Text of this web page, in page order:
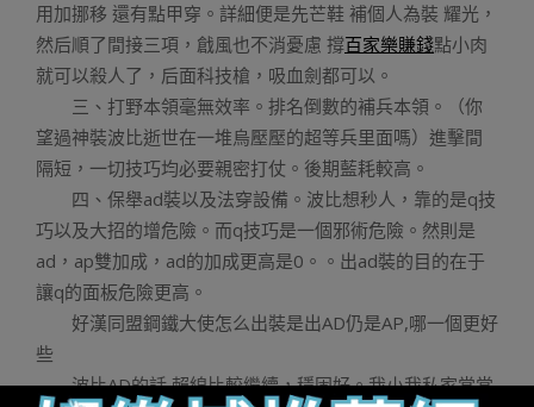
用加挪移 還有點甲穿。詳細便是先芒鞋 補個人為裝 耀光，
然后順了間接三項，戧風也不消憂慮 撐百家樂賺錢點小肉
就可以殺人了，后面科技槍，吸血劍都可以。
三、打野本領毫無效率。排名倒數的補兵本領。（你
望過神裝波比逝世在一堆烏壓壓的超等兵里面嗎）進擊間
隔短，一切技巧均必要親密打仗。後期藍耗較高。
四、保舉ad裝以及法穿設備。波比想秒人，靠的是q技
巧以及大招的增危險。而q技巧是一個邪術危險。然則是
ad，ap雙加成，ad的加成更高是0。。出ad裝的目的在于
讓q的面板危險更高。
好漢同盟鋼鐵大使怎么出裝是出AD仍是AP,哪一個更好
些
波比AD的話 賴線比較繼續，穩固好。我小我私家常常